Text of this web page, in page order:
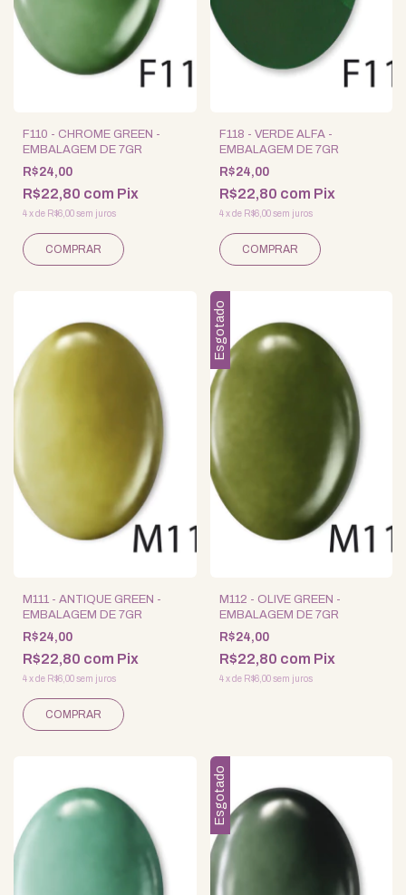
F110 - CHROME GREEN -
EMBALAGEM DE 7GR
R$24,00
R$22,80 com Pix
4xde R$6,00sem juros
F118 - VERDE ALFA -
EMBALAGEM DE 7GR
R$24,00
R$22,80 com Pix
4 xde R$6,00 sem juros
M111 - ANTIQUE GREEN -
EMBALAGEM DE 7GR
R$24,00
R$22,80 com Pix
4xde R$6,00sem juros
Esgotado
M112 - OLIVE GREEN -
EMBALAGEM DE 7GR
R$24,00
R$22,80 com Pix
4 xde R$6,00 sem juros
Esgotado